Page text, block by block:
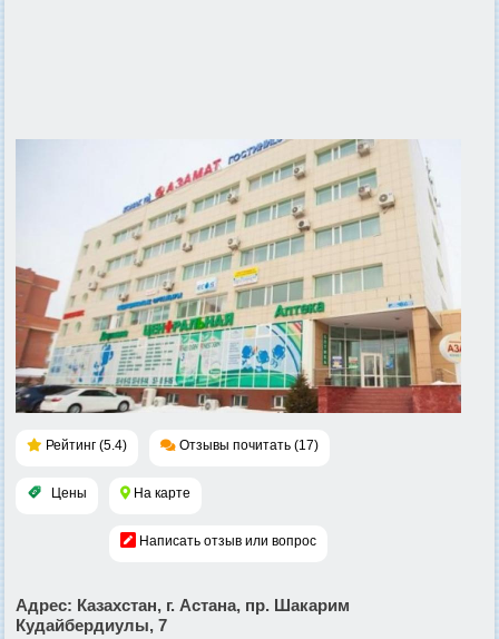
Рейтинг (5.4) Отзывы почитать (17)
Цены На карте
Написать отзыв или вопрос
Адрес: Казахстан, г. Астана, пр. Шакарим
Кудайбердиулы, 7